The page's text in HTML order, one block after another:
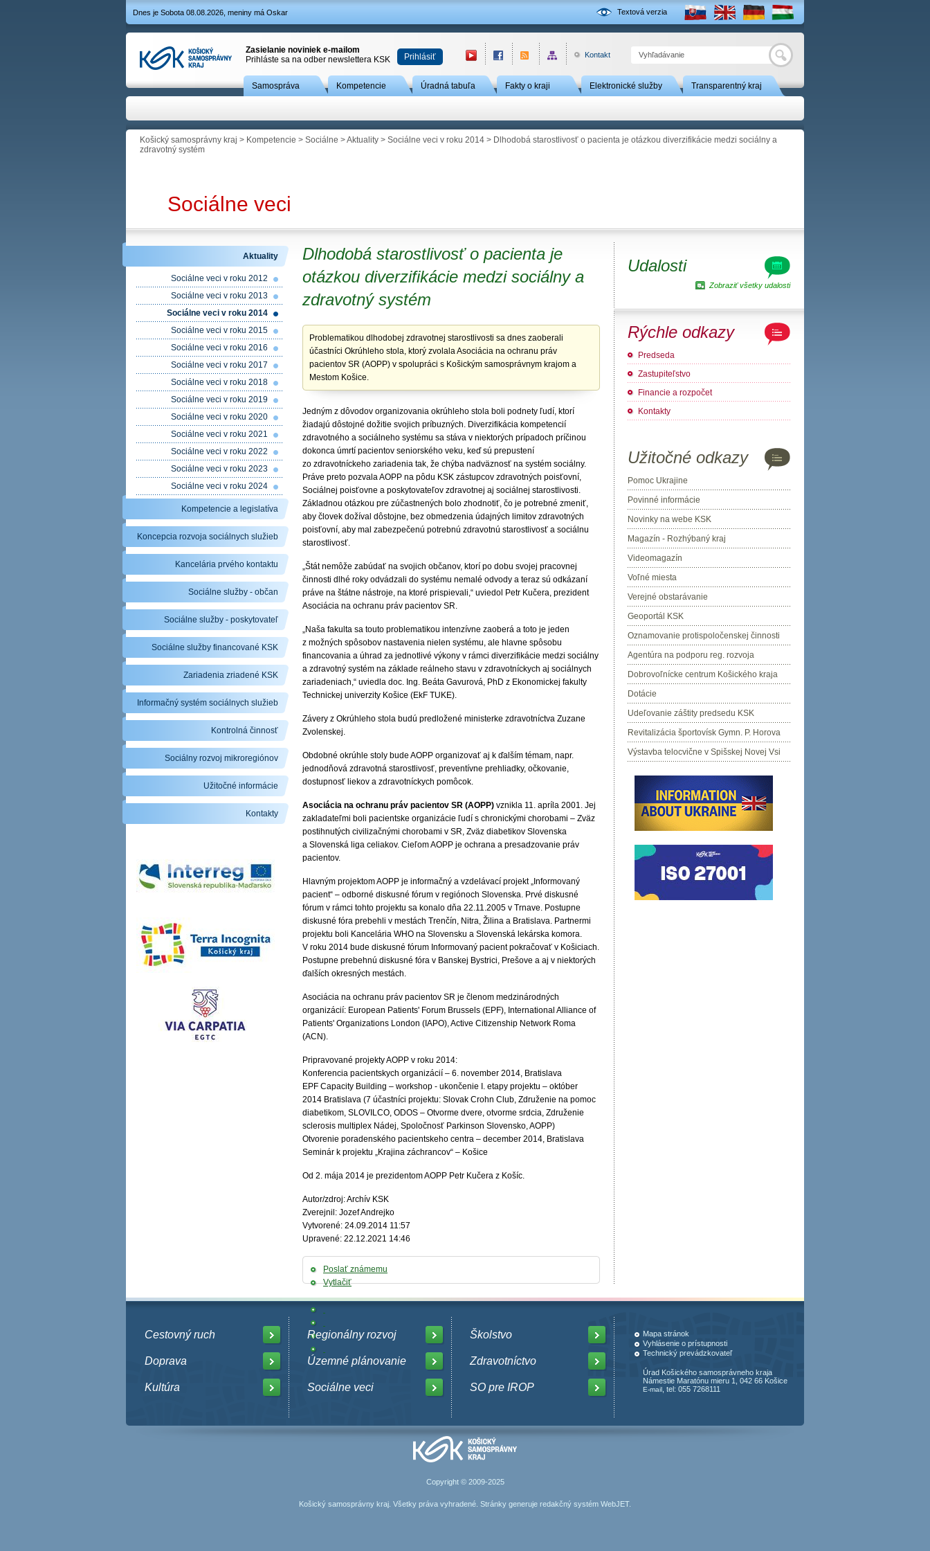
Textová verzia
Dnes je Sobota 08.08.2026, meniny má Oskar
Hľadať
Zasielanie noviniek e-mailom
Prihláste sa na odber newslettera KSK
Prihlásiť Kontakt
Samospráva Kompetencie Úradná tabuľa Fakty o kraji Elektronické služby Transparentný kraj
Košický samosprávny kraj > Kompetencie > Sociálne >Aktuality > Sociálne veci v roku 2014 > Dlhodobá starostlivosť o pacienta je otázkou diverzifikácie medzi sociálny a
zdravotný systém
Sociálne veci
Dlhodobá starostlivosť o pacienta je
otázkou diverzifikácie medzi sociálny a
zdravotný systém
Problematikou dlhodobej zdravotnej starostlivosti sa dnes zaoberali
účastníci Okrúhleho stola, ktorý zvolala Asociácia na ochranu práv
pacientov SR (AOPP) v spolupráci s Košickým samosprávnym krajom a
Mestom Košice.
Jedným z dôvodov organizovania okrúhleho stola boli podnety ľudí, ktorí
žiadajú dôstojné dožitie svojich príbuzných. Diverzifikácia kompetencií
zdravotného a sociálneho systému sa stáva v niektorých prípadoch príčinou
dokonca úmrtí pacientov seniorského veku, keď sú prepustení
zo zdravotníckeho zariadenia tak, že chýba nadväznosť na systém sociálny.
Práve preto pozvala AOPP na pôdu KSK zástupcov zdravotných poisťovní,
Sociálnej poisťovne a poskytovateľov zdravotnej aj sociálnej starostlivosti.
Základnou otázkou pre zúčastnených bolo zhodnotiť, čo je potrebné zmeniť,
aby človek dožíval dôstojne, bez obmedzenia údajných limitov zdravotných
poisťovní, aby mal zabezpečenú potrebnú zdravotnú starostlivosť a sociálnu
starostlivosť.
„Štát nemôže zabúdať na svojich občanov, ktorí po dobu svojej pracovnej
činnosti dlhé roky odvádzali do systému nemalé odvody a teraz sú odkázaní
práve na štátne nástroje, na ktoré prispievali,“ uviedol Petr Kučera, prezident
Asociácia na ochranu práv pacientov SR.
„Naša fakulta sa touto problematikou intenzívne zaoberá a toto je jeden
z možných spôsobov nastavenia nielen systému, ale hlavne spôsobu
financovania a úhrad za jednotlivé výkony v rámci diverzifikácie medzi sociálny
a zdravotný systém na základe reálneho stavu v zdravotníckych aj sociálnych
zariadeniach,“ uviedla doc. Ing. Beáta Gavurová, PhD z Ekonomickej fakulty
Technickej univerzity Košice (EkF TUKE).
Závery z Okrúhleho stola budú predložené ministerke zdravotníctva Zuzane
Zvolenskej.
Obdobné okrúhle stoly bude AOPP organizovať aj k ďalším témam, napr.
jednodňová zdravotná starostlivosť, preventívne prehliadky, očkovanie,
dostupnosť liekov a zdravotníckych pomôcok.
Asociácia na ochranu práv pacientov SR (AOPP) vznikla 11. apríla 2001. Jej
zakladateľmi boli pacientske organizácie ľudí s chronickými chorobami – Zväz
postihnutých civilizačnými chorobami v SR, Zväz diabetikov Slovenska
a Slovenská liga celiakov. Cieľom AOPP je ochrana a presadzovanie práv
pacientov.
Hlavným projektom AOPP je informačný a vzdelávací projekt „Informovaný
pacient“ – odborné diskusné fórum v regiónoch Slovenska. Prvé diskusné
fórum v rámci tohto projektu sa konalo dňa 22.11.2005 v Trnave. Postupne
diskusné fóra prebehli v mestách Trenčín, Nitra, Žilina a Bratislava. Partnermi
projektu boli Kancelária WHO na Slovensku a Slovenská lekárska komora.
V roku 2014 bude diskusné fórum Informovaný pacient pokračovať v Košiciach.
Postupne prebehnú diskusné fóra v Banskej Bystrici, Prešove a aj v niektorých
ďalších okresných mestách.
Asociácia na ochranu práv pacientov SR je členom medzinárodných
organizácií: European Patients' Forum Brussels (EPF), International Alliance of
Patients' Organizations London (IAPO), Active Citizenship Network Roma
(ACN).
Pripravované projekty AOPP v roku 2014:
Konferencia pacientskych organizácií – 6. november 2014, Bratislava
EPF Capacity Building – workshop - ukončenie I. etapy projektu – október
2014 Bratislava (7 účastníci projektu: Slovak Crohn Club, Združenie na pomoc
diabetikom, SLOVILCO, ODOS – Otvorme dvere, otvorme srdcia, Združenie
sclerosis multiplex Nádej, Spoločnosť Parkinson Slovensko, AOPP)
Otvorenie poradenského pacientskeho centra – december 2014, Bratislava
Seminár k projektu „Krajina záchrancov“ – Košice
Od 2. mája 2014 je prezidentom AOPP Petr Kučera z Košíc.
Autor/zdroj: Archív KSK
Zverejnil: Jozef Andrejko
Vytvorené: 24.09.2014 11:57
Upravené: 22.12.2021 14:46
Poslať známemu
Vytlačiť
Aktuality
Sociálne veci v roku 2012
Sociálne veci v roku 2013
Sociálne veci v roku 2014
Sociálne veci v roku 2015
Sociálne veci v roku 2016
Sociálne veci v roku 2017
Sociálne veci v roku 2018
Sociálne veci v roku 2019
Sociálne veci v roku 2020
Sociálne veci v roku 2021
Sociálne veci v roku 2022
Sociálne veci v roku 2023
Sociálne veci v roku 2024
Kompetencie a legislatíva
Koncepcia rozvoja sociálnych služieb
Kancelária prvého kontaktu
Sociálne služby - občan
Sociálne služby - poskytovateľ
Sociálne služby financované KSK
Zariadenia zriadené KSK
Informačný systém sociálnych služieb
Kontrolná činnosť
Sociálny rozvoj mikroregiónov
Užitočné informácie
Kontakty
Udalosti
Zobraziť všetky udalosti
Rýchle odkazy
Predseda
Zastupiteľstvo
Financie a rozpočet
Kontakty
Užitočné odkazy
Pomoc Ukrajine
Povinné informácie
Novinky na webe KSK
Magazín - Rozhýbaný kraj
Videomagazín
Voľné miesta
Verejné obstarávanie
Geoportál KSK
Oznamovanie protispoločenskej činnosti
Agentúra na podporu reg. rozvoja
Dobrovoľnícke centrum Košického kraja
Dotácie
Udeľovanie záštity predsedu KSK
Revitalizácia športovísk Gymn. P. Horova
Výstavba telocvične v Spišskej Novej Vsi
Cestovný ruch
Doprava
Kultúra
Regionálny rozvoj
Územné plánovanie
Sociálne veci
Školstvo
Zdravotníctvo
SO pre IROP
Mapa stránok
Vyhlásenie o prístupnosti
Technický prevádzkovateľ
Úrad Košického samosprávneho kraja
Námestie Maratónu mieru 1, 042 66 Košice
E-mail , tel: 055 7268111
Copyright © 2009-2025
Košický samosprávny kraj. Všetky práva vyhradené. Stránky generuje redakčný systém WebJET.